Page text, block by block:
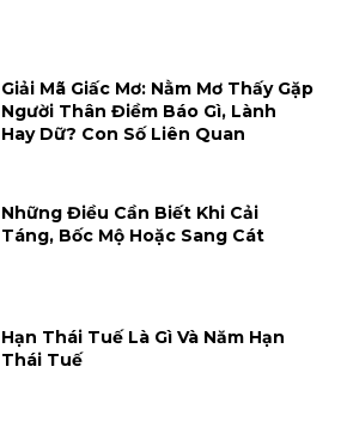
Giải Mã Giấc Mơ: Nằm Mơ Thấy Gặp
Người Thân Điềm Báo Gì, Lành
Hay Dữ? Con Số Liên Quan
Những Điều Cần Biết Khi Cải
Táng, Bốc Mộ Hoặc Sang Cát
Hạn Thái Tuế Là Gì Và Năm Hạn
Thái Tuế